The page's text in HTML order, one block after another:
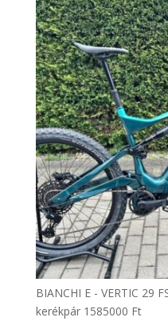
BIANCHI E - VERTIC 29
kerékpár 1585000 Ft